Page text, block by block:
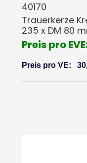
40170
Trauerkerze
235 x DM 80
Preis pro
Preis pro VE: